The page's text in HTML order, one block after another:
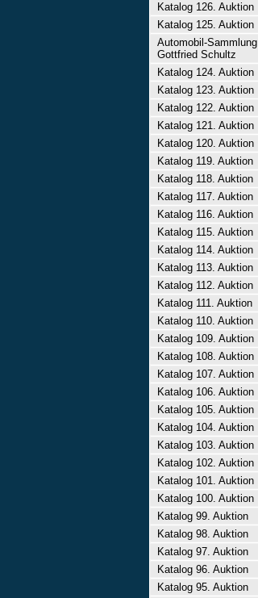
Katalog 126. Auktion
Katalog 125. Auktion
Automobil-Sammlung
Gottfried Schultz
Katalog 124. Auktion
Katalog 123. Auktion
Katalog 122. Auktion
Katalog 121. Auktion
Katalog 120. Auktion
Katalog 119. Auktion
Katalog 118. Auktion
Katalog 117. Auktion
Katalog 116. Auktion
Katalog 115. Auktion
Katalog 114. Auktion
Katalog 113. Auktion
Katalog 112. Auktion
Katalog 111. Auktion
Katalog 110. Auktion
Katalog 109. Auktion
Katalog 108. Auktion
Katalog 107. Auktion
Katalog 106. Auktion
Katalog 105. Auktion
Katalog 104. Auktion
Katalog 103. Auktion
Katalog 102. Auktion
Katalog 101. Auktion
Katalog 100. Auktion
Katalog 99. Auktion
Katalog 98. Auktion
Katalog 97. Auktion
Katalog 96. Auktion
Katalog 95. Auktion